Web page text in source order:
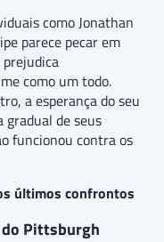
como Jonathan
parece pecar em
como um todo.
a esperança do seu
gradual de seus
funcionou contra os
últimos confrontos
Pittsburgh